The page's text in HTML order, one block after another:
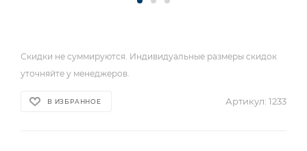
В ИЗБРАННОЕ Артикул: 1233
Скидки не суммируются. Индивидуальные размеры скидок
уточняйте у менеджеров.